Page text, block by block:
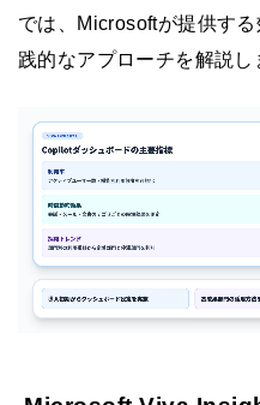
では、Microsoftが提供す
践的なアプローチを解説し